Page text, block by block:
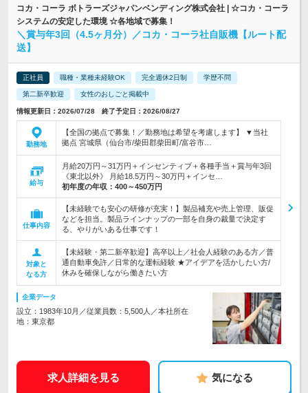
コカ・コーラ ボトラーズジャパンベンディング株式会社 | ☆コカ・コーラ
システムの安定した環境 ☆各地域で募集！
＼賞与年3回（4.5ヶ月分）／コカ・コーラ社自販機【ルート配
送】
正社員 職種・業種未経験OK 完全週休2日制 学歴不問
第二新卒歓迎 女性のおしごと掲載中
情報更新日：2026/07/28 終了予定日：2026/08/27
勤務地
【全国の拠点で募集！／勤務地は希望を考慮します】 ▼当社
拠点 宮城県（仙台市/柴田郡柴田町/富谷市…
給与
月給20万円～31万円＋インセンティブ＋各種手当＋賞与年3回
《東北以外》 月給18.5万円～30万円＋インセ…
初年度の年収： 400～450万円
仕事内容
【未経験でも安心の研修が充実！】製品補充や売上管理、販促
などを担当。製品ラインナップの一部を自身の裁量で決定す
る、やりがいある仕事です！
対象と
なる方
【未経験・第二新卒歓迎】高卒以上／社会人経験のある方／普
通自動車免許／日常的な運転経験 ★アイデアを活かしたい方/
休みを確保しながら働きたい方
企業データ
設立：1983年10月／従業員数：5,500人／本社所在
地：東京都
求人詳細を見る 気になる